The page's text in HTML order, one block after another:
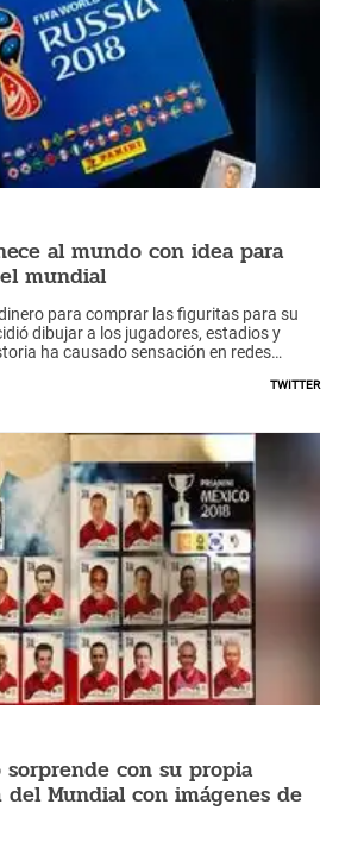
al mundo con idea para
mundial
para comprar las figuritas para su
dibujar a los jugadores, estadios y
ha causado sensación en redes
Twitter
sorprende con su propia
Mundial con imágenes de